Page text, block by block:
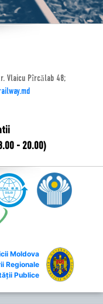
Vlaicu Pîrcălab 48;
- 20.00)
Moldova
Regionale
Publice